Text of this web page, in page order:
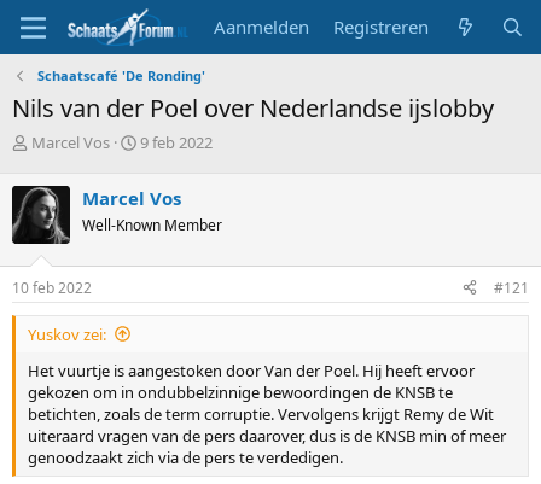
Aanmelden Registreren
Schaatscafé 'De Ronding'
Nils van der Poel over Nederlandse ijslobby
T
p
i
c
s
t
a
r
t
r
Marcel Vos
S
r
t
a
u
9 feb 2022
Marcel Vos
Well-Known Member
10 feb 2022 #121
Yuskov zei:
Het vuurtje is aangestoken door Van der Poel. Hij heeft ervoor
gekozen om in ondubbelzinnige bewoordingen de KNSB te
betichten, zoals de term corruptie. Vervolgens krijgt Remy de Wit
uiteraard vragen van de pers daarover, dus is de KNSB min of meer
genoodzaakt zich via de pers te verdedigen.